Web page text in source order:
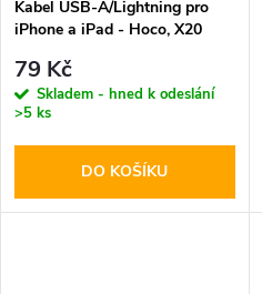
Kabel USB-A/Lightning pro
iPhone a iPad - Hoco, X20
79 Kč
Skladem - hned k odeslání
>5 ks
DO KOŠÍKU